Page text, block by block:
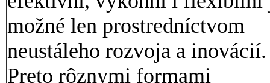
možné len prostredníctvom
neustáleho rozvoja a inovácií.
Preto rôznymi formami